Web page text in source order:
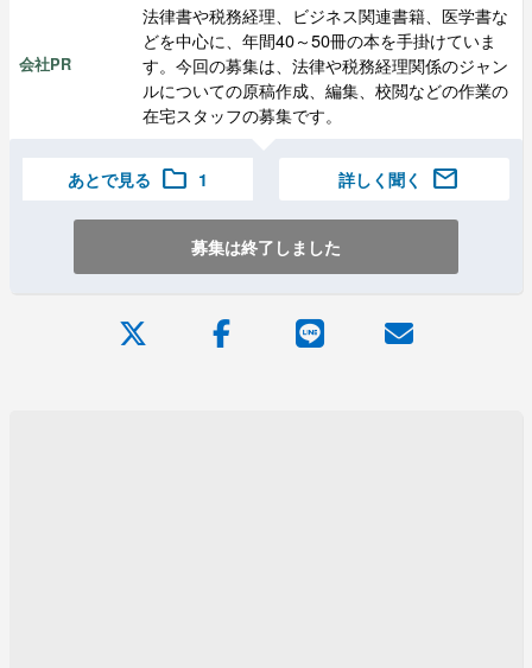
会社PR
法律書や税務経理、ビジネス関連書籍、医学書な
どを中心に、年間40～50冊の本を手掛けていま
す。今回の募集は、法律や税務経理関係のジャン
ルについての原稿作成、編集、校閲などの作業の
在宅スタッフの募集です。
あとで見る folder 1 詳しく聞く mail
募集は終了しました